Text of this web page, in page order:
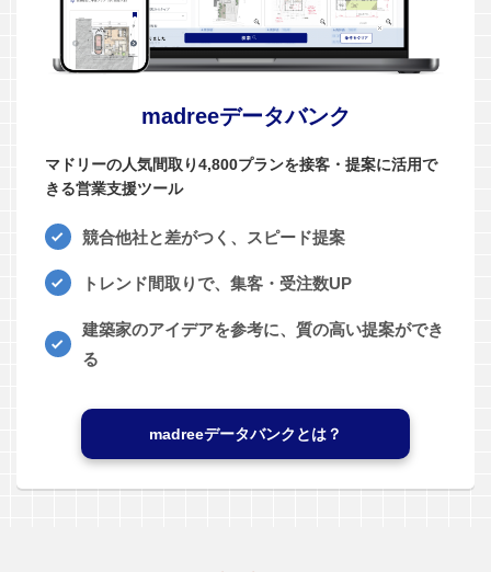
madreeデータバンク
マドリーの人気間取り4,800プランを接客・提案に活用で
きる営業支援ツール
競合他社と差がつく、スピード提案
トレンド間取りで、集客・受注数UP
建築家のアイデアを参考に、質の高い提案ができ
る
madreeデータバンクとは？